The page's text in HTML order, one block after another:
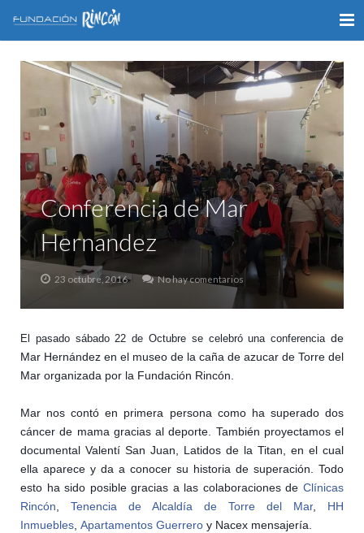
INICIO
LA FUNDACIÓN
APOYO AL DEPORTE
GALERÍA
VÍDEOS
COLABORA
CONTACTO
Conferencia de Mar
Hernandez
23 octubre, 2016 No hay comentarios
El pasado sábado 22 de Octubre se celebró una conferencia de
Mar Hernández en el museo de la caña de azucar de Torre del
Mar organizada por la Fundación Rincón.
Mar nos contó en primera persona como ha superado dos
cáncer de mama gracias al deporte. También proyectamos el
documental Valentí San Juan, Latidos de la Titan, en el cual
ella aparece y da a conocer su historia de superación. Todo
esto ha sido posible gracias a las colaboraciones de Clínicas
Rincón
Tenencia de Alcaldía de Torre del Mar
HH
Inmuebles Apartamentos Guerrero y Nacex mensajería.